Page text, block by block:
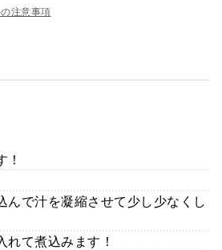
注意事項
んで汁を凝縮させて少し少なくし
れて煮込みます！